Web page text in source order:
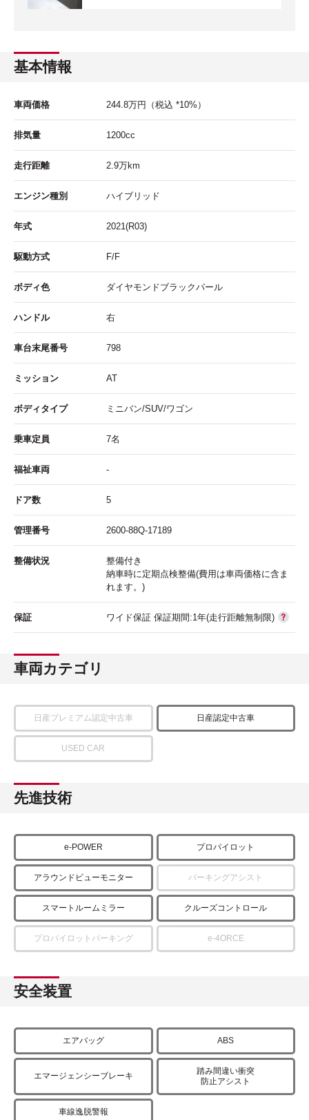
基本情報
車両価格 244.8万円 （税込 *10%）
排気量 1200cc
走行距離 2.9万km
エンジン種別 ハイブリッド
年式 2021(R03)
駆動方式 F/F
ボディ色 ダイヤモンドブラックパール
ハンドル 右
車台末尾番号 798
ミッション AT
ボディタイプ ミニバン/SUV/ワゴン
乗車定員 7名
福祉車両 -
ドア数 5
管理番号 2600-88Q-17189
整備状況
整備付き
納車時に定期点検整備(費用は車両価格に含ま
れます。)
保証 ワイド保証 保証期間:1年(走行距離無制限)
車両カテゴリ
日産プレミアム認定中古車 日産認定中古車
USED CAR
先進技術
e-POWER プロパイロット
アラウンドビューモニター パーキングアシスト
スマートルームミラー クルーズコントロール
プロパイロットパーキング e-4ORCE
安全装置
エアバッグ ABS
エマージェンシーブレーキ
踏み間違い衝突
防止アシスト
車線逸脱警報